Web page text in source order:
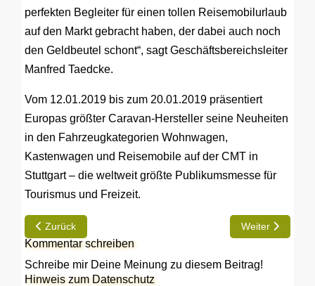
perfekten Begleiter für einen tollen Reisemobilurlaub
auf den Markt gebracht haben, der dabei auch noch
den Geldbeutel schont“, sagt Geschäftsbereichsleiter
Manfred Taedcke.
Vom 12.01.2019 bis zum 20.01.2019 präsentiert
Europas größter Caravan-Hersteller seine Neuheiten
in den Fahrzeugkategorien Wohnwagen,
Kastenwagen und Reisemobile auf der CMT in
Stuttgart – die weltweit größte Publikumsmesse für
Tourismus und Freizeit.
Vorheriger Beitrag: Hobby- Kundentreffen 2019: Mit dem
Zurück Nächster
Weiter
Kommentar schreiben
Schreibe mir Deine Meinung zu diesem Beitrag!
Hinweis zum Datenschutz